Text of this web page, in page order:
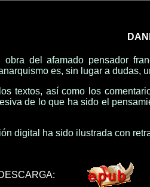
del afamado pensador
es, sin lugar a dudas,
textos, así como los
de lo que ha sido el
digital ha sido ilustrada con